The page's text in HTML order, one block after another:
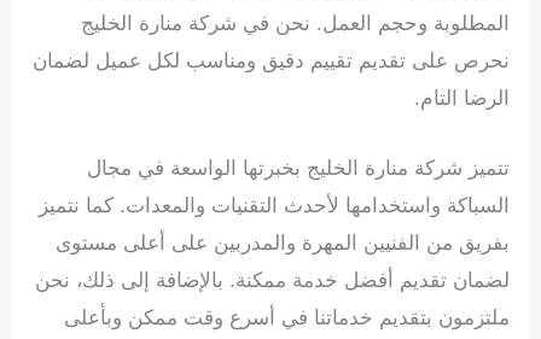
المطلوبة وحجم العمل. نحن في شركة منارة الخليج
نحرص على تقديم تقييم دقيق ومناسب لكل عميل لضمان
الرضا التام.
تتميز شركة منارة الخليج بخبرتها الواسعة في مجال
السباكة واستخدامها لأحدث التقنيات والمعدات. كما نتميز
بفريق من الفنيين المهرة والمدربين على أعلى مستوى
لضمان تقديم أفضل خدمة ممكنة. بالإضافة إلى ذلك، نحن
ملتزمون بتقديم خدماتنا في أسرع وقت ممكن وبأعلى